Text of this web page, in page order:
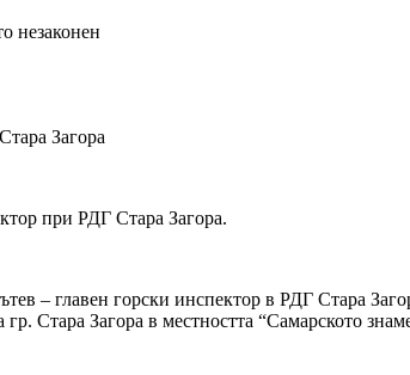
незаконен
Загора
при РДГ Стара Загора.
– главен горски инспектор в РДГ Стара
гр. Стара Загора в местността “Самарското